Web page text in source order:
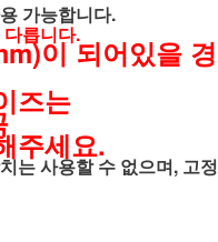
가능합니다.
릅니다.
이 되어있을 경
즈는
주세요.
는 사용할 수 없으며, 고정